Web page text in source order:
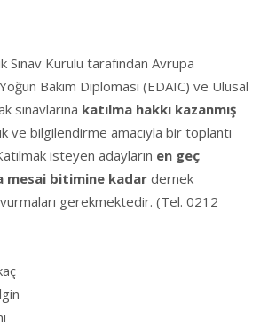
Sınav Kurulu tarafından Avrupa
Bakım Diploması (EDAIC) ve Ulusal
sınavlarına katılma hakkı kazanmış
ve bilgilendirme amacıyla bir toplantı
isteyen adayların en geç
mesai bitimine kadar dernek
gerekmektedir. (Tel. 0212
Zuhal Aykaç
Başkanı